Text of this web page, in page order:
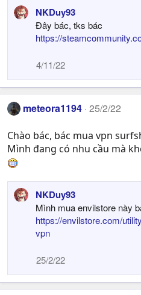
NKDuy93
Đây bác, tks bác
https://
4/11/22
meteora1194 25/2/22
Chào bác, bác mua vpn
Mình đang có nhu cầu mà
NKDuy93
Mình mua envilstore này
https://envilstore.com/
vpn
25/2/22